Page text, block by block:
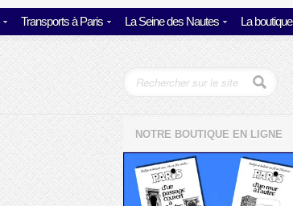
Transports à Paris La Seine des Nautes La boutique
NOTRE BOUTIQUE EN LIGNE